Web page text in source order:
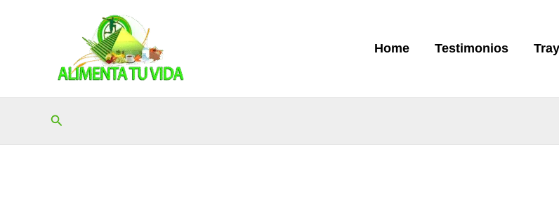
Home Testimonios
Buscar